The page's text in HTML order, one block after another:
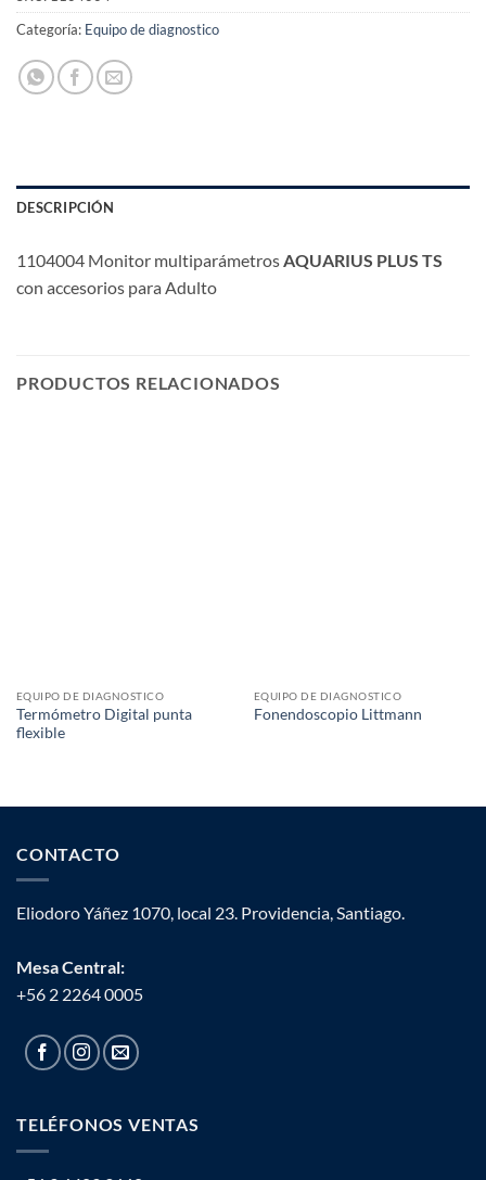
Categoría: Equipo de diagnostico
DESCRIPCIÓN
1104004 Monitor multiparámetros AQUARIUS PLUS TS
con accesorios para Adulto
PRODUCTOS RELACIONADOS
EQUIPO DE DIAGNOSTICO
Termómetro Digital punta
flexible
EQUIPO DE DIAGNOSTICO
Fonendoscopio Littmann
CONTACTO
Eliodoro Yáñez 1070, local 23. Providencia, Santiago.
Mesa Central:
+56 2 2264 0005
TELÉFONOS VENTAS